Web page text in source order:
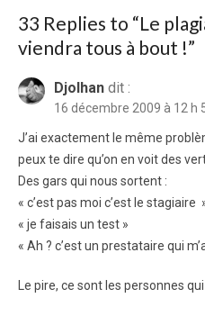
33 Replies to “Le
viendra tous à bout !”
Djolhan dit :
16 décembre 2009 à 12 h
J’ai exactement le même
peux te dire qu’on en voit des
Des gars qui nous sortent :
« c’est pas moi c’est le stagiaire
« je faisais un test »
« Ah ? c’est un prestataire qui
Le pire, ce sont les personnes